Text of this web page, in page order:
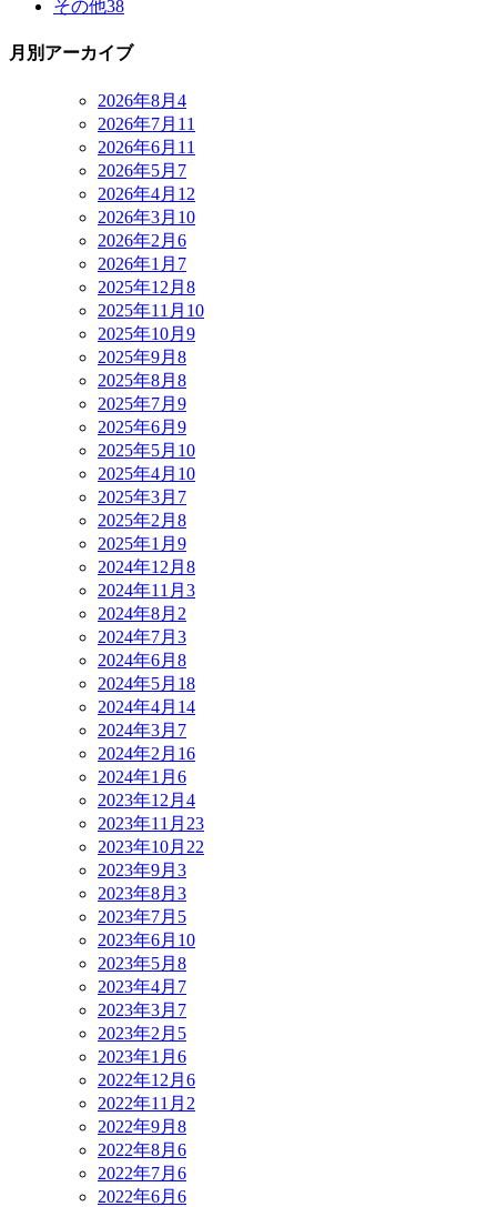
その他38
月別アーカイブ
2026年8月 4
2026年7月 11
2026年6月 11
2026年5月 7
2026年4月 12
2026年3月 10
2026年2月 6
2026年1月 7
2025年12月 8
2025年11月 10
2025年10月 9
2025年9月 8
2025年8月 8
2025年7月 9
2025年6月 9
2025年5月 10
2025年4月 10
2025年3月 7
2025年2月 8
2025年1月 9
2024年12月 8
2024年11月 3
2024年8月 2
2024年7月 3
2024年6月 8
2024年5月 18
2024年4月 14
2024年3月 7
2024年2月 16
2024年1月 6
2023年12月 4
2023年11月 23
2023年10月 22
2023年9月 3
2023年8月 3
2023年7月 5
2023年6月 10
2023年5月 8
2023年4月 7
2023年3月 7
2023年2月 5
2023年1月 6
2022年12月 6
2022年11月 2
2022年9月 8
2022年8月 6
2022年7月 6
2022年6月 6